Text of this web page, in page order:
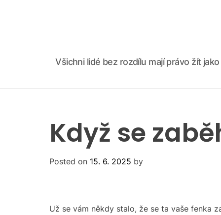
o
Všichni lidé bez rozdílu mají právo žít
Když se
Posted on 15. 6. 2025 by
Už se vám někdy stalo, že se ta vaše fenka